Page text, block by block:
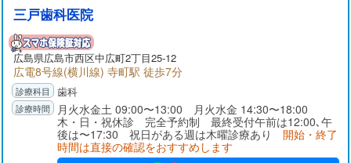
三戸歯科医院
広島県広島市西区中広町2丁目25-12
広電8号線(横川線) 寺町駅 徒歩7分
歯科
月火水金土 09:00〜13:00 月火水金 14:30〜18:00
木・日・祝休診 完全予約制 最終受付午前は12:00､午
後は〜17:30 祝日がある週は木曜診療あり 開始・終了
時間は直接の確認をおすすめします